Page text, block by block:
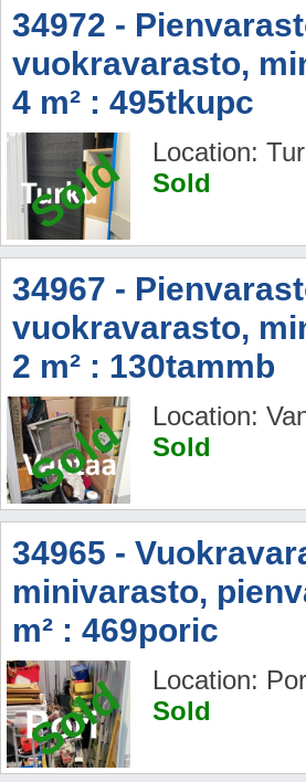
34972 -
vuokravarasto,
4 m² : 495tkupc
Sold
Location:
Sold
34967 -
vuokravarasto,
2 m² : 130tammb
Sold
Location:
Sold
34965 -
minivarasto,
m² : 469poric
Sold
Location:
Sold